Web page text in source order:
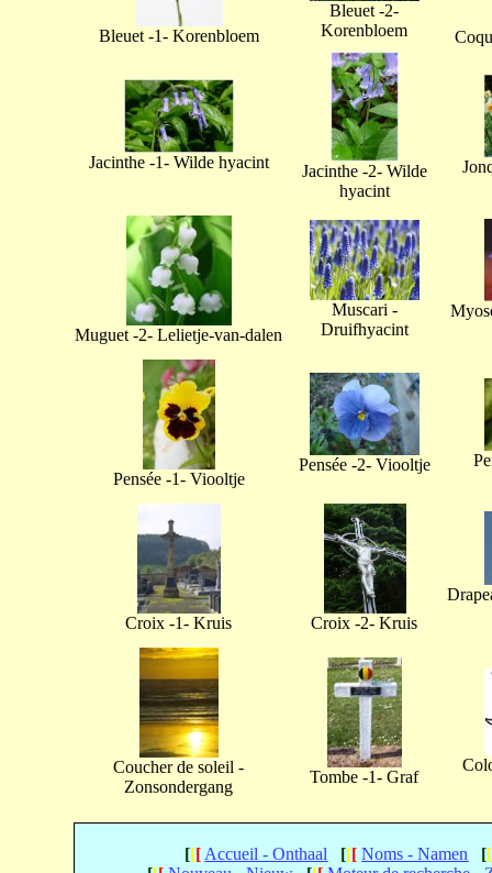
Bleuet -1- Korenbloem
Bleuet -2-
Korenbloem
Jacinthe -1- Wilde hyacint
Jacinthe -2- Wilde
hyacint
Muguet -2- Lelietje-van-dalen
Muscari -
Druifhyacint
Pensée -1- Viooltje
Pensée -2- Viooltje
Croix -1- Kruis Croix -2- Kruis
Coucher de soleil -
Zonsondergang
Tombe -1- Graf
[[[ Accueil - Onthaal [[[ Noms - Namen [[